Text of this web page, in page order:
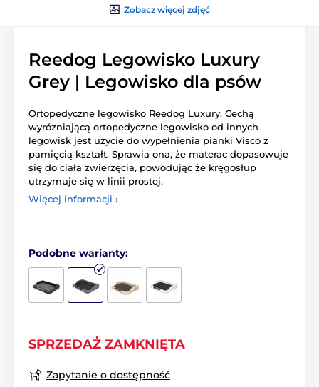
Zobacz więcej zdjęć
Reedog Legowisko Luxury
Grey | Legowisko dla psów
Ortopedyczne legowisko Reedog Luxury. Cechą
wyrózniającą ortopedyczne legowisko od innych
legowisk jest użycie do wypełnienia pianki Visco z
pamięcią kształt. Sprawia ona, że materac dopasowuje
się do ciała zwierzęcia, powodując że kręgosłup
utrzymuje się w linii prostej.
Więcej informacji ›
Podobne warianty:
SPRZEDAŻ ZAMKNIĘTA
Zapytanie o dostępność